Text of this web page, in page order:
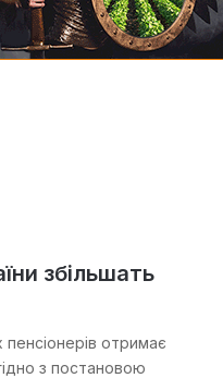
збільшать
пенсіонерів отримає
з постановою